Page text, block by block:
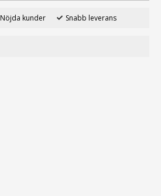
Nöjda kunder Snabb leverans